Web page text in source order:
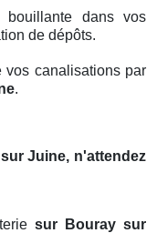
bouillante dans vos
de dépôts.
vos canalisations par
.
Juine, n'attendez
sur Bouray sur